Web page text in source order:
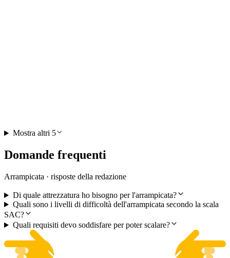
Mostra altri 5
Domande frequenti
Arrampicata · risposte della redazione
Di quale attrezzatura ho bisogno per l'arrampicata?
Quali sono i livelli di difficoltà dell'arrampicata secondo la scala
SAC?
Quali requisiti devo soddisfare per poter scalare?